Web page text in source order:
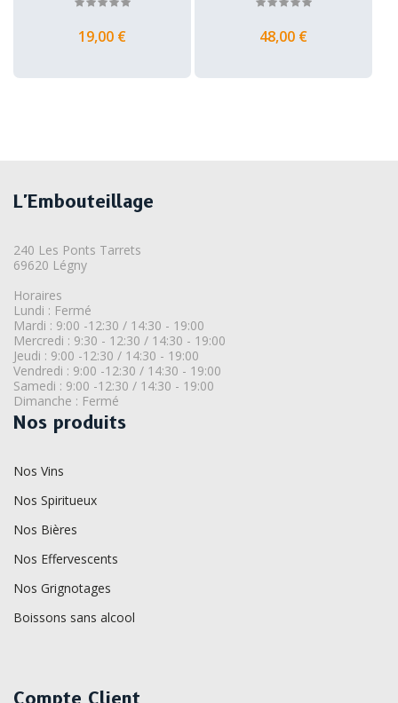
19,00 € 48,00 €
L'Embouteillage
240 Les Ponts Tarrets
69620 Légny
Horaires
Lundi : Fermé
Mardi : 9:00 -12:30 / 14:30 - 19:00
Mercredi : 9:30 - 12:30 / 14:30 - 19:00
Jeudi : 9:00 -12:30 / 14:30 - 19:00
Vendredi : 9:00 -12:30 / 14:30 - 19:00
Samedi : 9:00 -12:30 / 14:30 - 19:00
Dimanche : Fermé
Nos produits
Nos Vins
Nos Spiritueux
Nos Bières
Nos Effervescents
Nos Grignotages
Boissons sans alcool